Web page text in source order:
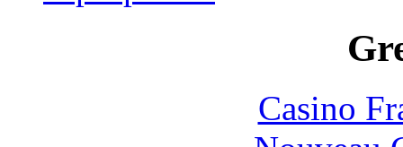
Casino